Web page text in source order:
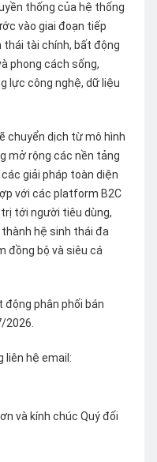
thống của hệ thống
vào giai đoạn tiếp
thái tài chính, bất động
phong cách sống,
lực công nghệ, dữ liệu
chuyển dịch từ mô hình
mở rộng các nền tảng
giải pháp toàn diện
với các platform B2C
tới người tiêu dùng,
hệ sinh thái đa
đồng bộ và siêu cá
động phân phối bán
2026.
liên hệ email:
và kính chúc Quý đối